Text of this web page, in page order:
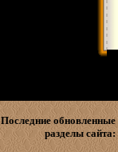
Последние обновленные
разделы сайта: